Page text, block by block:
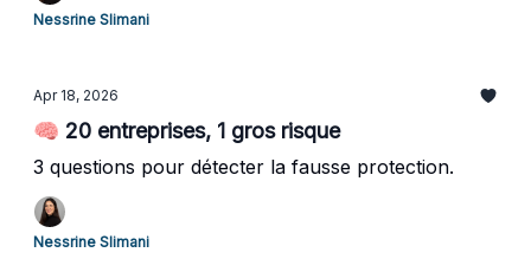
Nessrine Slimani
Apr 18, 2026
🧠 20 entreprises, 1 gros risque
3 questions pour détecter la fausse protection.
Nessrine Slimani